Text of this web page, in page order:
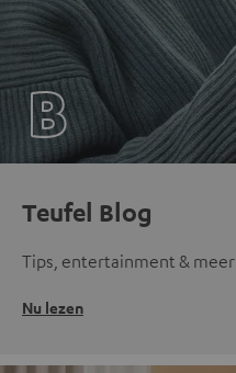
Teufel Blog
Tips, entertainment & meer
Nu lezen